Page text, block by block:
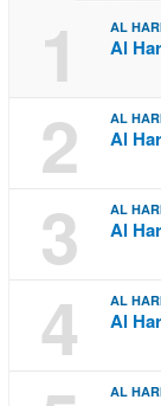
1 AL
Al
2 AL
Al
3 AL
Al
4 AL
Al
AL